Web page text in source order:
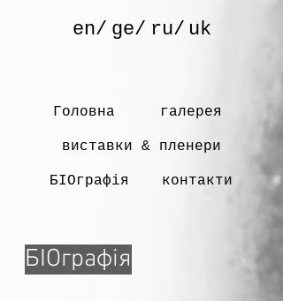
en/ ge/ ru/ uk
Головна галерея
виставки & пленери
БІОграфія контакти
БІОграфія